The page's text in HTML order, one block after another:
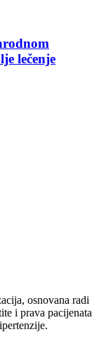
lečenje
osnovana radi
i prava pacijenata